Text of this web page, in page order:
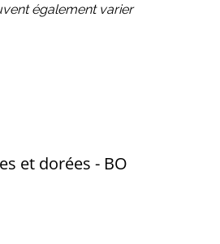
également varier
et dorées - BO